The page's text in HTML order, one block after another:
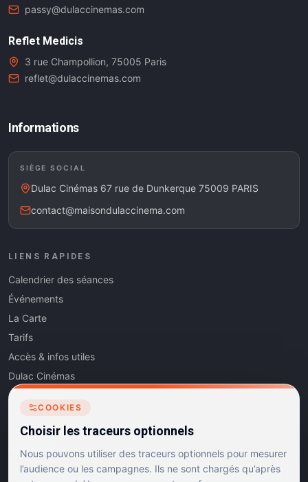
passy@dulaccinemas.com
Reflet Medicis
3 rue Champollion, 75005 Paris
reflet@dulaccinemas.com
Informations
SIÈGE SOCIAL
Dulac Cinémas 67 rue de Dunkerque 75009 PARIS
contact@maisondulaccinema.com
LIENS RAPIDES
Calendrier des séances
Événements
La Carte
Tarifs
Accès & infos utiles
Dulac Cinémas
Cinéma5
Les Dits de l'Art
Contact
COOKIES
Choisir les traceurs optionnels
Nous pouvons utiliser des traceurs optionnels pour mesurer
l’audience ou les campagnes. Ils ne sont chargés qu’après